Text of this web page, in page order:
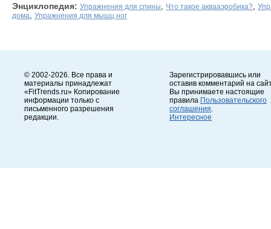
Энциклопедия: Упражнения для спины Что такое аквааэробика?
дома
Упражнения для мышц ног
© 2002-2026. Все права и
материалы принадлежат
«FitTrends.ru» Копирование
информации только с
письменного разрешения
редакции.
Зарегистрировавшись или
оставив комментарий на
Вы принимаете настоящие
правила Пользовательского
соглашения
Интересное